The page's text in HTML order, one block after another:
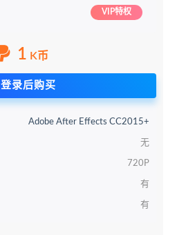
VIP特权
1 K币
登录后购买
Adobe After Effects CC2015+
无
720P
有
有